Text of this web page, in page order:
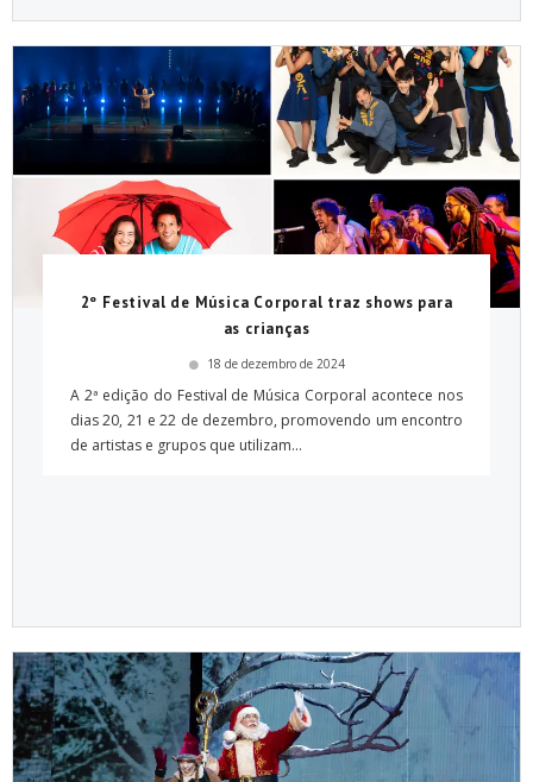
2º Festival de Música Corporal traz shows para
as crianças
18 de dezembro de 2024
A 2ª edição do Festival de Música Corporal acontece nos
dias 20, 21 e 22 de dezembro, promovendo um encontro
de artistas e grupos que utilizam...